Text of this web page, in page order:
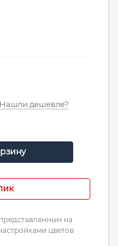
Нашли дешевле?
на
цветов